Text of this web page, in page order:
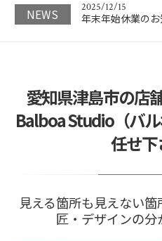
NEWS 2025/12/15
年末年始休業のお
2024/11/21
日本橋にあるカフ
たフリースペ…
2023/05/18
名古屋で信頼で
ポイントと注意点
愛知県津島市の店
Balboa Studio（バ
任せ下
見える箇所も見えない
匠・デザインの分